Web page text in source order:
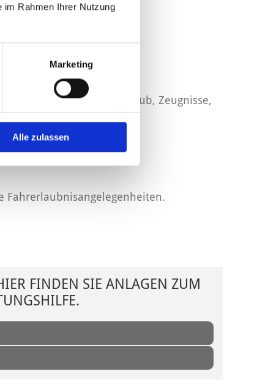
im Rahmen Ihrer Nutzung
Marketing
Alle zulassen
Arbeitsverträgen, Urlaub, Zeugnisse,
Fahrerlaubnisangelegenheiten.
FINDEN SIE ANLAGEN ZUM